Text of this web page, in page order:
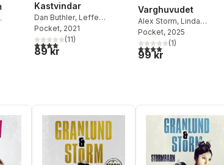
antal röster:
Kastvindar
Dan Buthler, Leffe
Grimwalker
Pocket, 2021
3,9utav 5 stjärnor. Totalt antal röster:
(11)
89 kr
Varghuvudet
Alex Storm, Linda
Schönbeck
Pocket, 2025
4,0utav 5 stjärnor. Totalt
(1)
99 kr